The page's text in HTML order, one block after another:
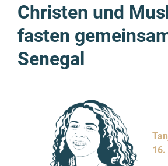
Christen und
fasten
Senegal
16.